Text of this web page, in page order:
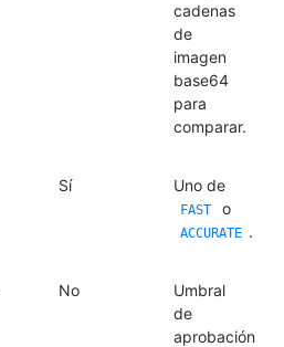
cadenas
de
imagen
base64
para
comparar.
Sí Uno de
FAST o
ACCURATE .
No
Umbral
de
aprobación